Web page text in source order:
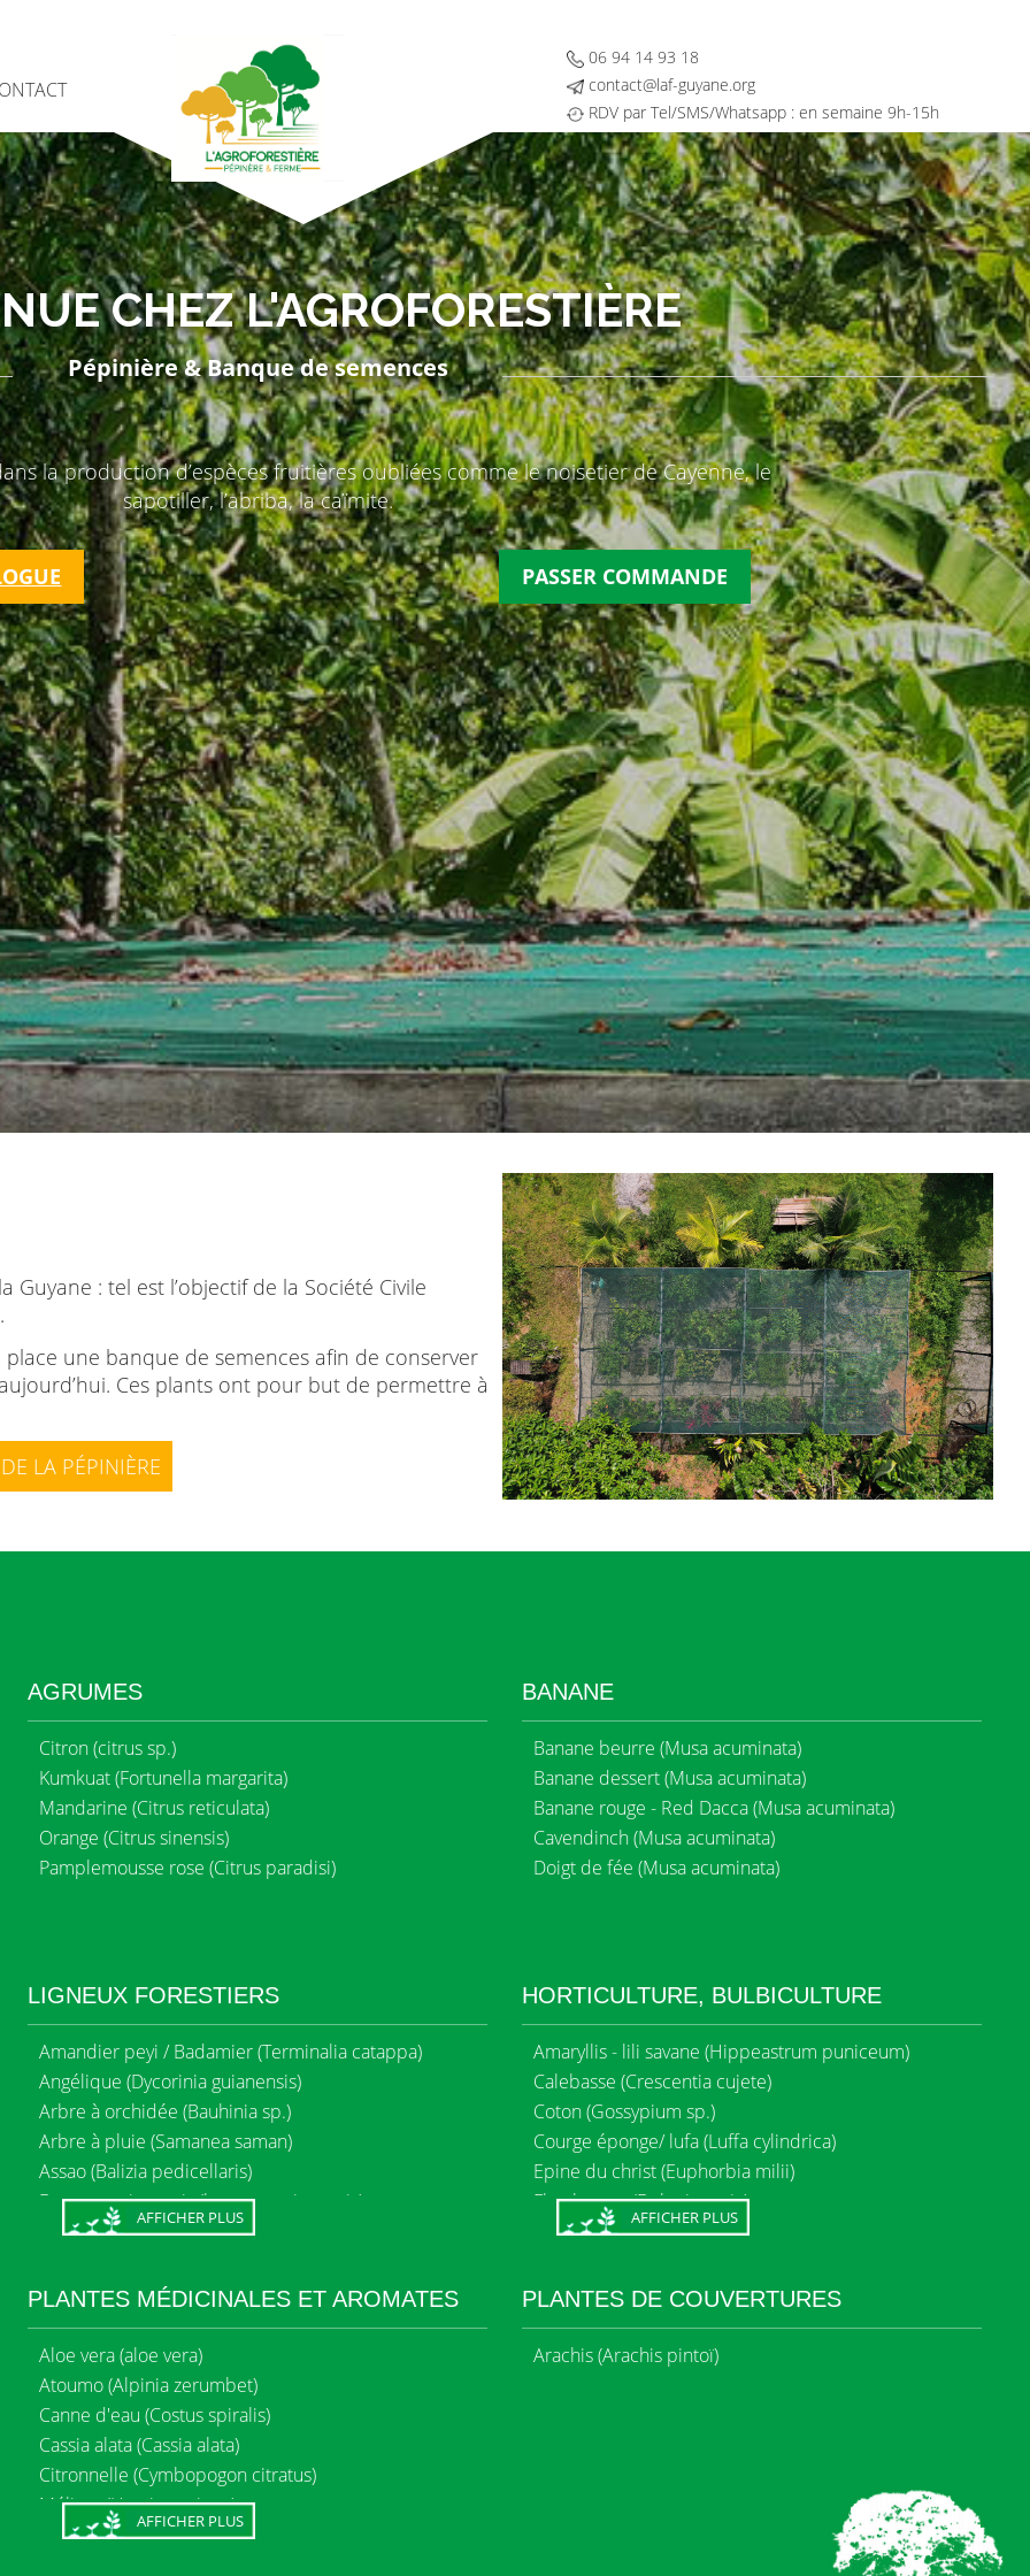
06 94 14 93 18
contact@laf-guyane.org
RDV par Tel/SMS/Whatsapp : en semaine 9h-15h
CHEZ L'AGROFORESTIÈRE
Pépinière & Banque de semences
la production d’espèces fruitières oubliées comme le noisetier de Cayenne, le
sapotiller, l’abriba, la caïmite.
PASSER COMMANDE
: tel est l’objectif de la Société Civile
une banque de semences afin de conserver
Ces plants ont pour but de permettre à
LA PÉPINIÈRE
de matériel forestier de reproduction
forestières et agro-forestières incluant un
AGRUMES
Citron (citrus sp.)
Kumkuat (Fortunella margarita)
Mandarine (Citrus reticulata)
Orange (Citrus sinensis)
Pamplemousse rose (Citrus paradisi)
BANANE
Banane beurre (Musa acuminata)
Banane dessert (Musa acuminata)
Banane rouge - Red Dacca (Musa acuminata)
Cavendinch (Musa acuminata)
Doigt de fée (Musa acuminata)
LIGNEUX FORESTIERS
Amandier peyi / Badamier (Terminalia catappa)
Angélique (Dycorinia guianensis)
Arbre à orchidée (Bauhinia sp.)
Arbre à pluie (Samanea saman)
Assao (Balizia pedicellaris)
Bagasse guianensis (bagasse guianensis)
Balata franc (M. bidentata)
Bois de rose (Aniba rosaeodora)
Bucida Bucera (Bucida bucera)
Carapa (Carapa guianensis)
Cassia (Cassia fistula)
Cèdre blanc (Ocotea guianensis)
Cèdre noir (Ocotea tomentella)
Cèdre Sam (cordia aliodora)
Chawari (Cariocar spp)
AFFICHER PLUS
HORTICULTURE, BULBICULTURE
Amaryllis - lili savane (Hippeastrum puniceum)
Calebasse (Crescentia cujete)
Coton (Gossypium sp.)
Courge éponge/ lufa (Luffa cylindrica)
Epine du christ (Euphorbia milii)
Flamboyant (Delonix regia)
Flamboyant jaune (Delonix flavida)
pulcherrima)
Jasmin (Jasminum grandiflorum)
AFFICHER PLUS
PLANTES MÉDICINALES ET AROMATES
Aloe vera (aloe vera)
Atoumo (Alpinia zerumbet)
Canne d'eau (Costus spiralis)
Cassia alata (Cassia alata)
Citronnelle (Cymbopogon citratus)
Mélisse (Hyptis capitata)
Patchouli (Pogostemin cablin)
AFFICHER PLUS
PLANTES DE COUVERTURES
Arachis (Arachis pintoï)